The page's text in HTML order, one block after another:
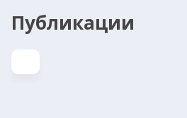
Публикации